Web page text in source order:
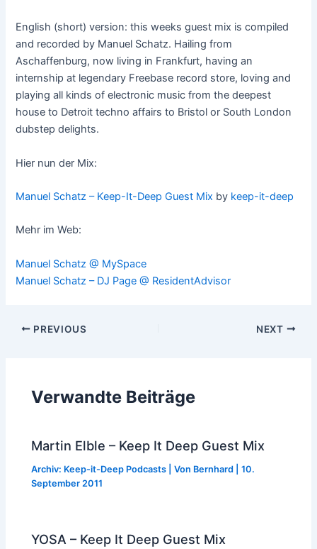
English (short) version: this weeks guest mix is compiled
and recorded by Manuel Schatz. Hailing from
Aschaffenburg, now living in Frankfurt, having an
internship at legendary Freebase record store, loving and
playing all kinds of electronic music from the deepest
house to Detroit techno affairs to Bristol or South London
dubstep delights.
Hier nun der Mix:
Manuel Schatz – Keep-It-Deep Guest Mix by keep-it-deep
Mehr im Web:
Manuel Schatz @ MySpace
Manuel Schatz – DJ Page @ ResidentAdvisor
Post
PREVIOUS NEXT
Verwandte Beiträge
Martin Elble – Keep It Deep Guest Mix
Archiv: Keep-it-Deep Podcasts | Von Bernhard |10.
September 2011
YOSA – Keep It Deep Guest Mix